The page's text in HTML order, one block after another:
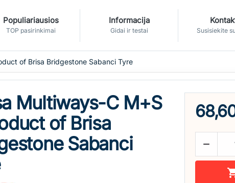
Populiariausios
TOP pasirinkimai
Informacija
Gidai ir testai Susisiekite
of Brisa Bridgestone Sabanci Tyre
Multiways-C M+S
of Brisa
Sabanci
